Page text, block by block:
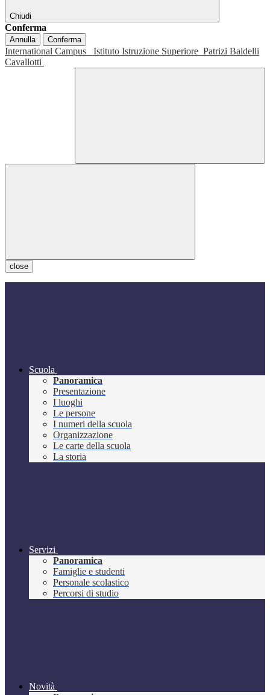
Chiudi
Conferma
Annulla Conferma
International Campus Istituto Istruzione Superiore Patrizi Baldelli
Cavallotti
close
Scuola
Panoramica
Presentazione
I luoghi
Le persone
I numeri della scuola
Organizzazione
Le carte della scuola
La storia
Servizi
Panoramica
Famiglie e studenti
Personale scolastico
Percorsi di studio
Novità